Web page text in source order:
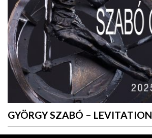
GYÖRGY SZABÓ – LEVITATION